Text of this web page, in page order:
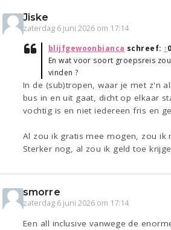
Jiske
zaterdag 6 juni 2026 om 17:14
blijfgewoonbianca schreef: ↑
En wat voor soort groepsreis
vinden ?
In de (sub)tropen, waar je met z'n
bus in en uit gaat, dicht op elkaar
vochtig is en niet iedereen fris en
Al zou ik gratis mee mogen, zou ik
Sterker nog, al zou ik geld toe
smorre
zaterdag 6 juni 2026 om 17:14
Een all inclusive vanwege de